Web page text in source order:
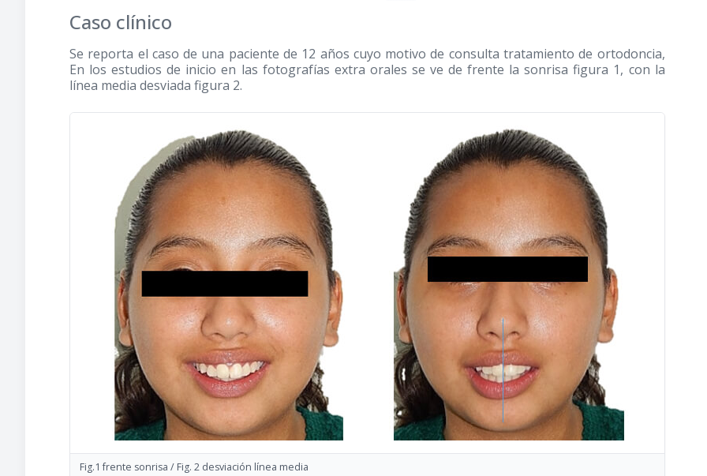
Caso clínico
Se reporta el caso de una paciente de 12 años cuyo motivo de consulta tratamiento de ortodoncia,
En los estudios de inicio en las fotografías extra orales se ve de frente la sonrisa figura 1, con la
línea media desviada figura 2.
Fig.1 frente sonrisa / Fig. 2 desviación línea media